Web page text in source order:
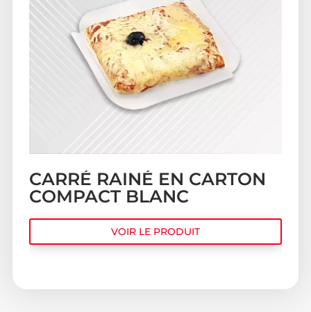
CARRÉ RAINÉ EN CARTON
COMPACT BLANC
VOIR LE PRODUIT